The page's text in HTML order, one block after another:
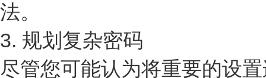
法。
3. 规划复杂密码
尽管您可能认为将重要的设